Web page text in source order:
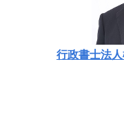
行政書士法